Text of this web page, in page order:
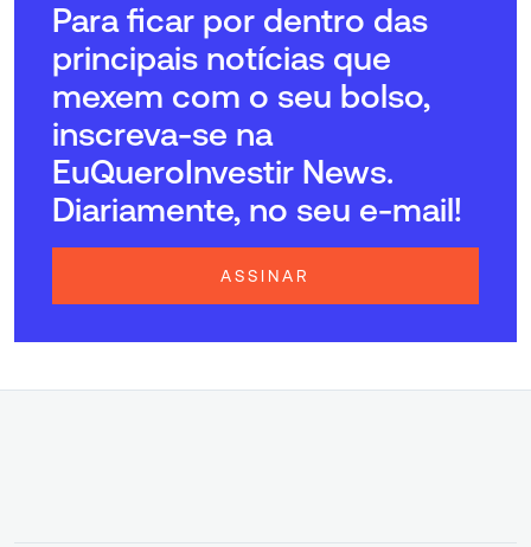
Para ficar por dentro das
principais notícias que
mexem com o seu bolso,
inscreva-se na
EuQueroInvestir News.
Diariamente, no seu e-mail!
ASSINAR